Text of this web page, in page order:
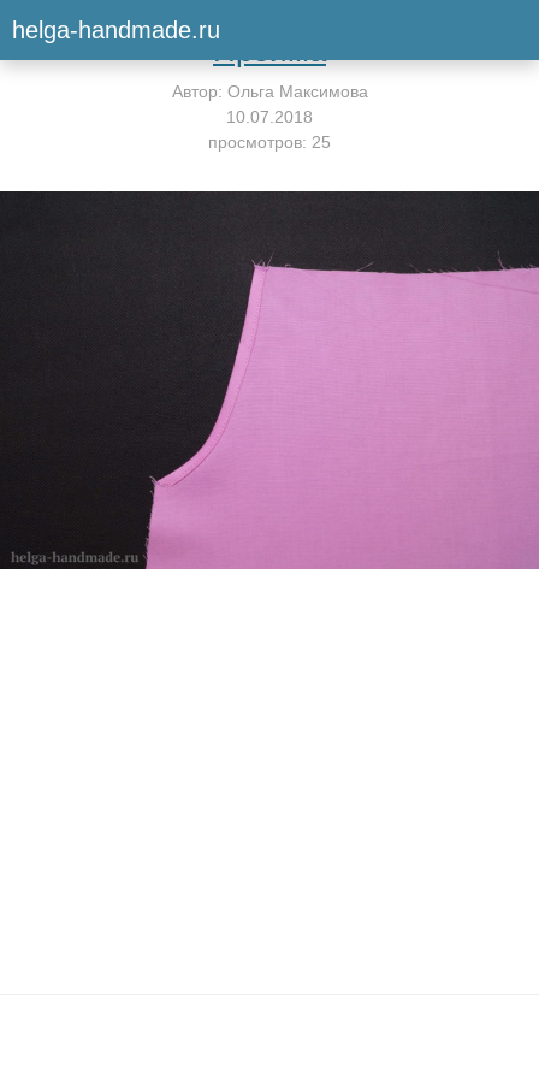
helga-handmade.ruВернуться к мастер-классу
Пройма
Автор: Ольга Максимова
10.07.2018
просмотров: 25